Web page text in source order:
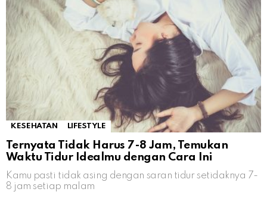
KESEHATAN LIFESTYLE
Ternyata Tidak Harus 7-8 Jam, Temukan
Waktu Tidur Idealmu dengan Cara Ini
Kamu pasti tidak asing dengan saran tidur setidaknya 7-
8 jam setiap malam